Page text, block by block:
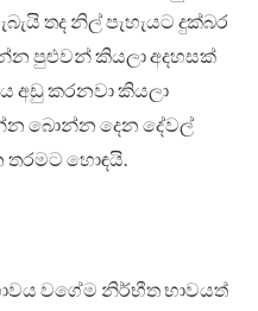
තද නිල් පැහැයට දුක්බර
පුළුවන් කියලා අදහසක්
අඩු කරනවා කියලා
බොන්න දෙන දේවල්
හොඳයි.
වගේම නිර්භීත භාවයත්